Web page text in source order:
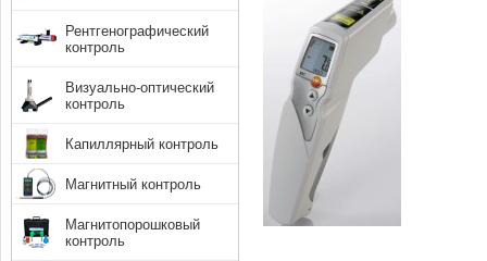
Рентгенографический
контроль
Визуально-оптический
контроль
Капиллярный контроль
Магнитный контроль
Магнитопорошковый
контроль